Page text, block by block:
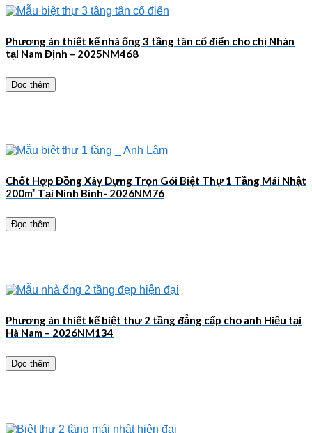
Phương án thiết kế nhà ống 3 tầng tân cổ điển cho chị Nhàn
tại Nam Định – 2025NM468
Đọc thêm
Chốt Hợp Đồng Xây Dựng Trọn Gói Biệt Thự 1 Tầng Mái Nhật
200m² Tại Ninh Bình- 2026NM76
Đọc thêm
Phương án thiết kế biệt thự 2 tầng đẳng cấp cho anh Hiệu tại
Hà Nam – 2026NM134
Đọc thêm